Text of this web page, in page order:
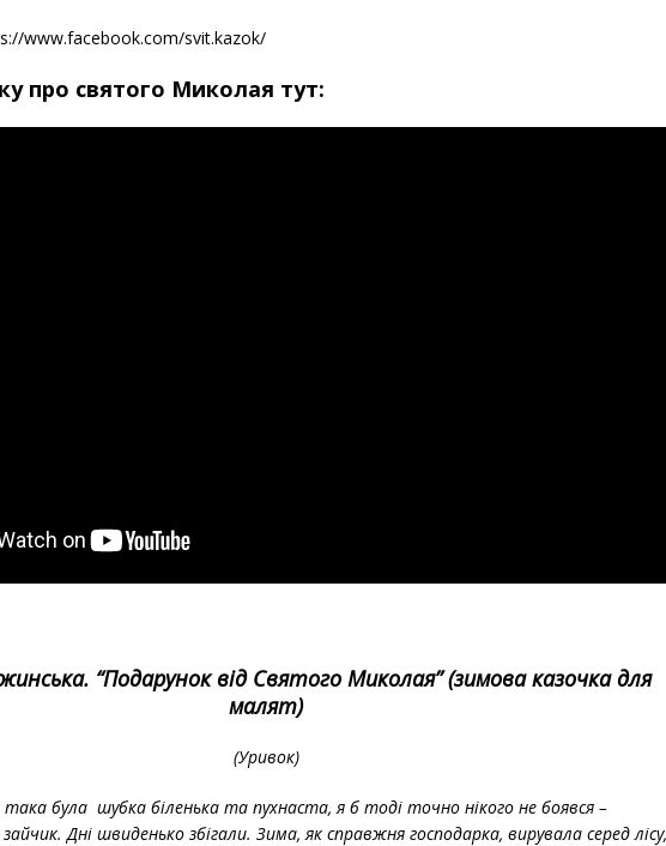
www.facebook.com/svit.kazok/
про святого Миколая тут:
“Подарунок від Святого Миколая” (зимова казочка для
малят)
(Уривок)
була шубка біленька та пухнаста, я б тоді точно нікого не боявся –
Дні швиденько збігали. Зима, як справжня господарка, вирувала серед лісу,